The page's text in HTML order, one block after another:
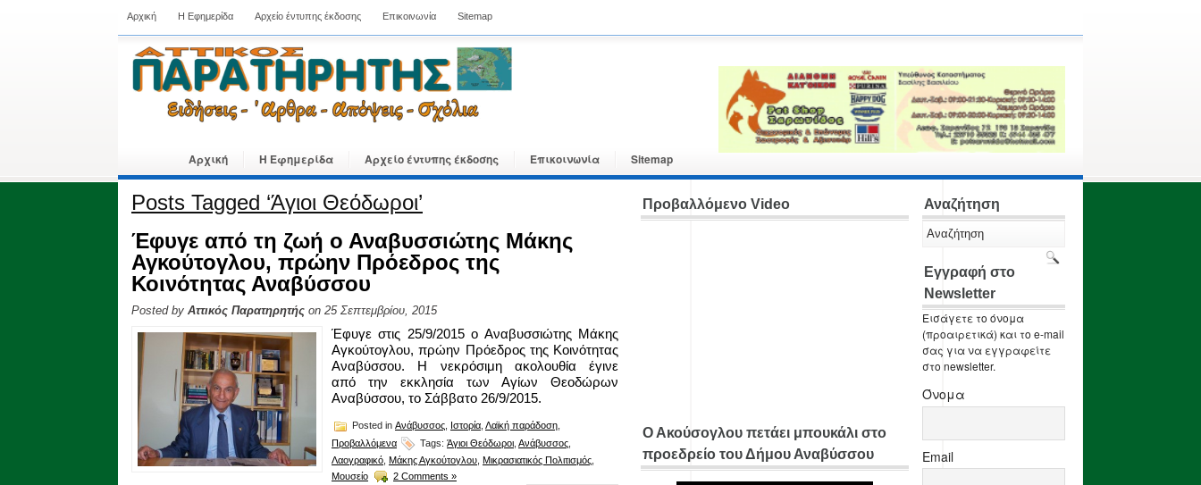
Αρχική Η Εφημερίδα Αρχείο έντυπης έκδοσης Επικοινωνία Sitemap
Αρχική Η Εφημερίδα Αρχείο έντυπης έκδοσης Επικοινωνία Sitemap
Posts Tagged ‘Άγιοι Θεόδωροι’
Έφυγε από τη ζωή ο Αναβυσσιώτης Μάκης
Αγκούτογλου, πρώην Πρόεδρος της
Κοινότητας Αναβύσσου
Posted by Αττικός Παρατηρητής on 25 Σεπτεμβρίου, 2015
Έφυγε στις 25/9/2015 ο Αναβυσσιώτης Μάκης
Αγκούτογλου, πρώην Πρόεδρος της Κοινότητας
Αναβύσσου. Η νεκρόσιμη ακολουθία έγινε
από την εκκλησία των Αγίων Θεοδώρων
Αναβύσσου, το Σάββατο 26/9/2015.
Posted in Ανάβυσσος Ιστορία Λαϊκή παράδοση
Προβαλλόμενα
Tags: Άγιοι Θεόδωροι Ανάβυσσος
Λαογραφικό Μάκης Αγκούτογλου Μικρασιατικός Πολιτισμός
Μουσείο
2 Comments »
Προβαλλόμενο Video
Ο Ακούσογλου πετάει μπουκάλι στο
προεδρείο του Δήμου Αναβύσσου
Αναζήτηση
Εγγραφή στο
Newsletter
Εισάγετε το όνομα
(προαιρετικά) και το e-mail
σας για να εγγραφείτε
στο newsletter.
Όνομα
Email